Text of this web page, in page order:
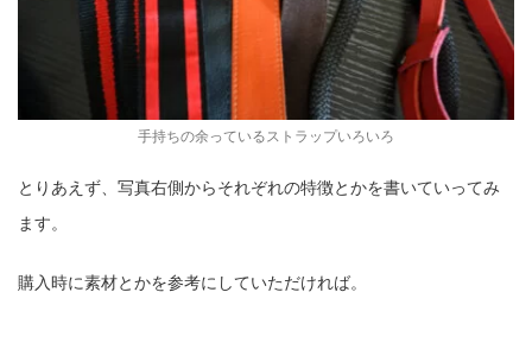
手持ちの余っているストラップいろいろ
とりあえず、写真右側からそれぞれの特徴とかを書いていってみ
ます。
購入時に素材とかを参考にしていただければ。